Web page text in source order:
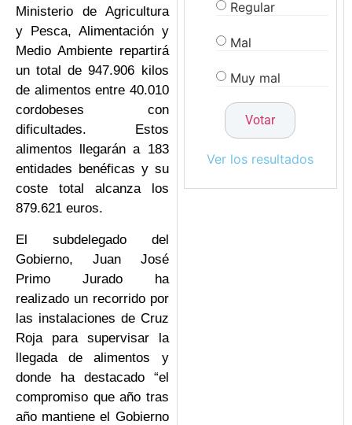
Ministerio de Agricultura
y Pesca, Alimentación y
Medio Ambiente repartirá
un total de 947.906 kilos
de alimentos entre 40.010
cordobeses con
dificultades. Estos
alimentos llegarán a 183
entidades benéficas y su
coste total alcanza los
879.621 euros.
El subdelegado del
Gobierno, Juan José
Primo Jurado ha
realizado un recorrido por
las instalaciones de Cruz
Roja para supervisar la
llegada de alimentos y
donde ha destacado “el
compromiso que año tras
año mantiene el Gobierno
Regular
Mal
Muy mal
Ver los resultados